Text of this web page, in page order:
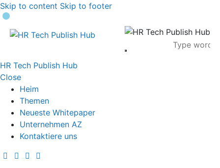
Skip to content Skip to footer
HR Tech Publish Hub
Close
Heim
Themen
Neueste Whitepaper
Unternehmen AZ
Kontaktiere uns